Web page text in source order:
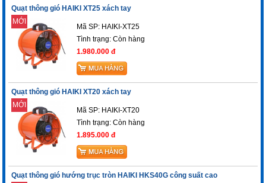
Quạt thông gió HAIKI XT25 xách tay
MỚI
Mã SP: HAIKI-XT25
Tình trạng:Còn hàng
1.980.000 đ
Quạt thông gió HAIKI XT20 xách tay
MỚI
Mã SP: HAIKI-XT20
Tình trạng:Còn hàng
1.895.000 đ
Quạt thông gió hướng trục tròn HAIKI HKS40G công suất cao